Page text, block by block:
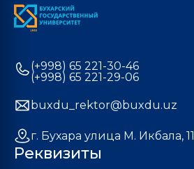
(+998) 65 221-30-46
(+998) 65 221-29-06
buxdu_rektor@buxdu.uz
г. Бухара улица М. Икбала, 11
Реквизиты